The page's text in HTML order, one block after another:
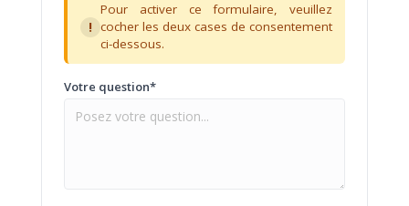
!
Pour activer ce formulaire, veuillez
cocher les deux cases de consentement
ci-dessous.
Votre question*